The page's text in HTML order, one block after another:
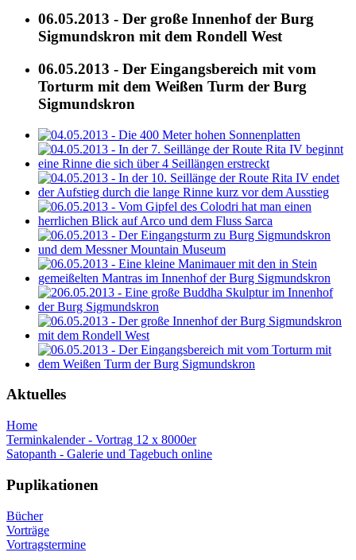
06.05.2013 - Der große Innenhof der Burg
Sigmundskron mit dem Rondell West
06.05.2013 - Der Eingangsbereich mit vom
Torturm mit dem Weißen Turm der Burg
Sigmundskron
Aktuelles
Home
Terminkalender - Vortrag 12 x 8000er
Satopanth - Galerie und Tagebuch online
Puplikationen
Bücher
Vorträge
Vortragstermine